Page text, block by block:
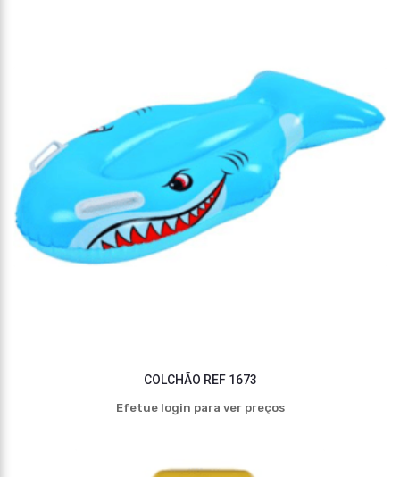
COLCHÃO REF 1673
Efetue login para ver preços